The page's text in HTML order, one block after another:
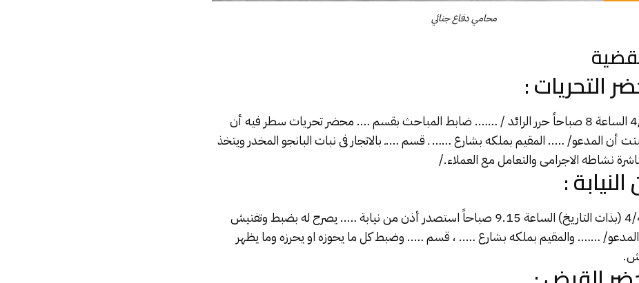
محامي دفاع جنائي
التحريات :
بتاريخ 4/4/2021 الساعة 8 صباحاً حرر الرائد / ……. ضابط المباحث بقسم …. محضر تحريات سطر فيه أن
أن المدعو/ ….. المقيم بملكه بشارع …… ـ قسم ….ـ بالاتجار فى نبات البانجو المخدر ويتخذ
نشاطه الاجرامى والتعامل مع العملاء./
:
وبتاريخ 4/4/2021 (بذات التاريخ) الساعة 9.15 صباحاً استصدر أذن من نيابة ….. يصرح له بضبط وتفتيش
……. والمقيم بملكه بشارع ….. ، قسم ….. وضبط كل ما يحوزه او يحرزه وما يظهر